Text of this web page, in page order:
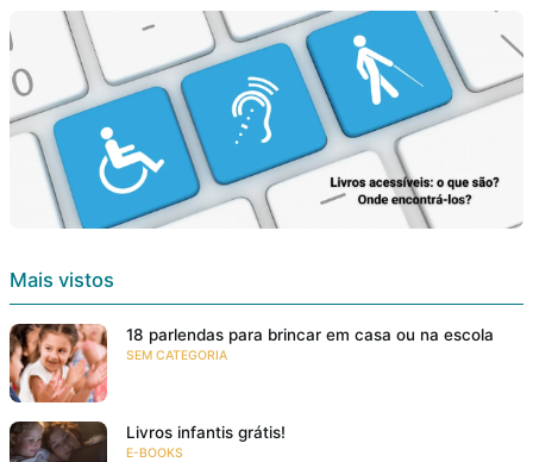
Mais vistos
18 parlendas para brincar em casa ou na escola
SEM CATEGORIA
Livros infantis grátis!
E-BOOKS